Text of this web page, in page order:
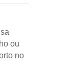
ou
no